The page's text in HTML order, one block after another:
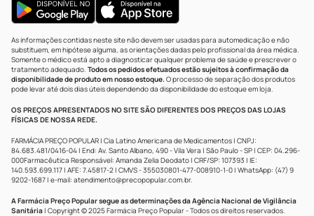
As informações contidas neste site não devem ser usadas para automedicação e não
substituem, em hipótese alguma, as orientações dadas pelo profissional da área médica.
Somente o médico está apto a diagnosticar qualquer problema de saúde e prescrever o
tratamento adequado. Todos os pedidos efetuados estão sujeitos à confirmação da
disponibilidade de produto em nosso estoque.O processo de separação dos produtos
pode levar até dois dias úteis dependendo da disponibilidade do estoque em loja.
OS PREÇOS APRESENTADOS NO SITE SÃO DIFERENTES DOS PREÇOS DAS LOJAS
FÍSICAS DE NOSSA REDE.
FARMÁCIA PREÇO POPULAR | Cia Latino Americana de Medicamentos | CNPJ:
84.683.481/0416-04 | End: Av. Santo Albano, 490 - Vila Vera | São Paulo - SP | CEP: 04.296-
000Farmacêutica Responsável: Amanda Zelia Deodato | CRF/SP: 107393 | IE:
140.593.699.117 | AFE: 7.45817-2 | CMVS - 355030801-477-008910-1-0 | WhatsApp: (47) 9
9202-1687 | e-mail: atendimento@precopopular.com.br.
A Farmácia Preço Popular segue as determinações da Agência Nacional de Vigilância
Sanitária | Copyright © 2025 Farmácia Preço Popular - Todos os direitos reservados.